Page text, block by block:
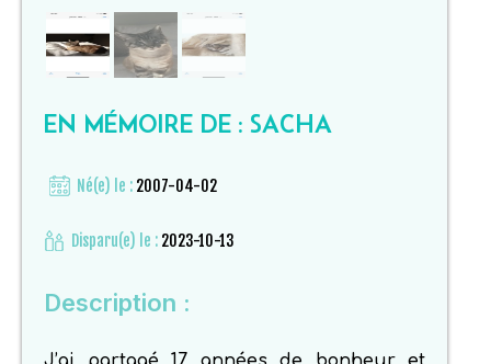
EN MÉMOIRE DE : SACHA
Né(e) le : 2007-04-02
Disparu(e) le : 2023-10-13
Description :